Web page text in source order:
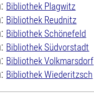
Bibliothek Plagwitz
Bibliothek Reudnitz
Bibliothek Schönefeld
Bibliothek Südvorstadt
Bibliothek Volkmarsdorf
Bibliothek Wiederitzsch